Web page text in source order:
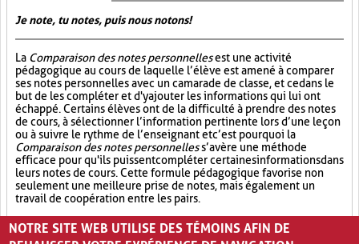
Je note, tu notes, puis nous notons!
La Comparaison des notes personnellesest une activité
pédagogique au cours de laquelle l’élève est amené à comparer
ses notes personnelles avec un camarade de classe, et ce dans le
but de les compléter et d'y ajouter les informations qui lui ont
échappé. Certains élèves ont de la difficulté à prendre des notes
de cours, à sélectionner l’information pertinente lors d’une leçon
ou à suivre le rythme de l’enseignant et c’est pourquoi la
Comparaison des notes personnelless’avère une méthode
efficace pour qu'ils puissent compléter certaines informations dans
leurs notes de cours. Cette formule pédagogique favorise non
seulement une meilleure prise de notes, mais également un
travail de coopération entre les pairs.
Partage (13) Synthèse (19) Analyse critique (12)
NOTRE SITE WEB UTILISE DES TÉMOINS AFIN DE